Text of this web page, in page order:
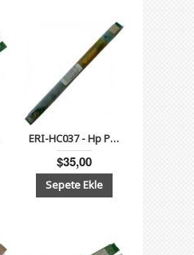
ERI-HC037 - Hp Pavilion dv6000, dv9000, V6000 Compaq Presario F500, HP Pavilion zd8000 İnverter Board
$35,00